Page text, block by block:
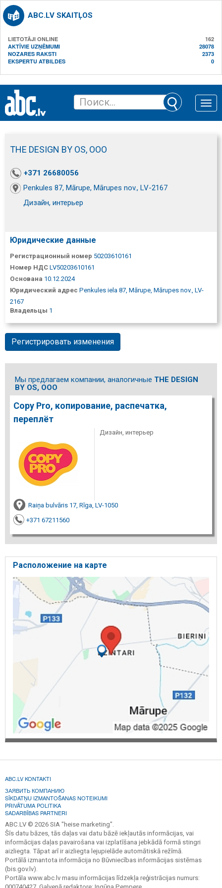
ABC.LV SKAITĻOS
LIETOTĀJI ONLINE
162
AKTĪVIE UZŅĒMUMI
28078
NOZARES RAKSTI
2373
EKSPERTU ATBILDES
0
Toggle
THE DESIGN BY OS, ООО
+371 26680056
Penkules 87, Mārupe, Mārupes nov., LV-2167
Дизайн, интерьер
Юридические данные
Регистрационный номер 50203610161
Номер НДС LV50203610161
Основана 10.12.2024
Юридический адрес Penkules iela 87, Mārupe, Mārupes nov., LV-
2167
Владельцы 1
Регистрировать изменения
Мы предлагаем компании, аналогичные THE DESIGN
BY OS, ООО
Copy Pro, копирование, распечатка,
переплёт
Дизайн, интерьер
Raiņa bulvāris 17, Rīga, LV-1050
+371 67211560
Расположение на карте
ABC.LV KONTAKTI
ЗАЯВИТЬ КОМПАНИЮ
SĪKDATŅU IZMANTOŠANAS NOTEIKUMI
PRIVĀTUMA POLITIKA
SADARBĪBAS PARTNERI
ABC.LV © 2026 SIA "heise marketing".
Šīs datu bāzes, tās daļas vai datu bāzē iekļautās informācijas, vai
informācijas daļas pavairošana vai izplatīšana jebkādā formā stingri
aizliegta. Tāpat arī ir aizliegta lejupielāde automātiskā režīmā.
Portālā izmantota informācija no Būvniecības informācijas sistēmas
(bis.gov.lv).
Portāla www.abc.lv masu informācijas līdzekļa reģistrācijas numurs: